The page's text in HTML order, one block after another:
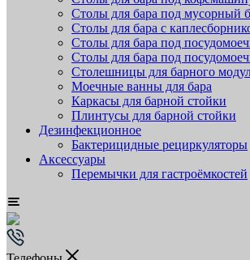
Столы для бара под мусорный
Столы для бара с
Столы для бара под
Столы для бара под
Столешницы для барного
Моечные ванны для бара
Каркасы для барной стойки
Плинтусы для барной стойки
Дезинфекционное
Бактерицидные рециркуляторы
Аксессуары
Перемычки для гастроёмкостей